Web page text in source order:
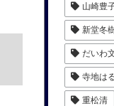
山崎豊
新堂冬
だいわ
寺地は
重松清